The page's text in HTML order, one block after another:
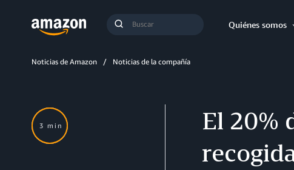
Enviar
Quiénes somos
Noticias de Amazon Noticias de la compañía
El 20%
3 min